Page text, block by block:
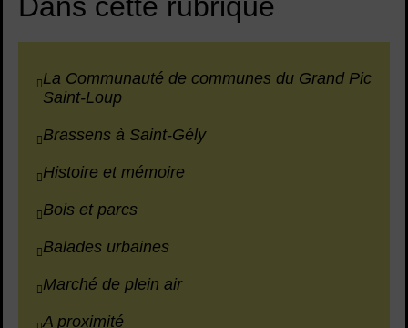
La Communauté de communes du Grand Pic
Saint-Loup
Brassens à Saint-Gély
Histoire et mémoire
Bois et parcs
Balades urbaines
Marché de plein air
A proximité